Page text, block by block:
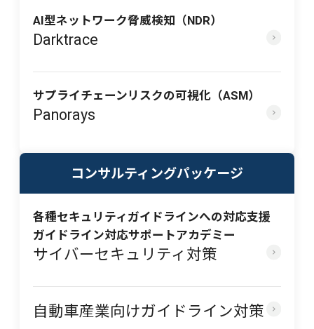
AI型ネットワーク脅威検知（NDR）
Darktrace
サプライチェーンリスクの可視化（ASM）
Panorays
コンサルティングパッケージ
各種セキュリティガイドラインへの対応支援
ガイドライン対応サポートアカデミー
サイバーセキュリティ対策
自動車産業向けガイドライン対策